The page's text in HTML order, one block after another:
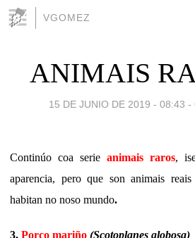
VGOMEZ
ANIMAIS
15 DE JUNIO DE 2019 - 08:43 -
Continúo coa serie animais raros,
aparencia, pero que son animais
habitan no noso mundo.
3. Porco mariño (Scotoplanes globosa)